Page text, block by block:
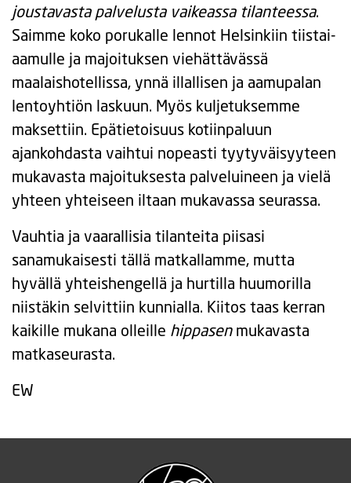
joustavasta palvelusta vaikeassa tilanteessa.
Saimme koko porukalle lennot Helsinkiin tiistai-
aamulle ja majoituksen viehättävässä
maalaishotellissa, ynnä illallisen ja aamupalan
lentoyhtiön laskuun. Myös kuljetuksemme
maksettiin. Epätietoisuus kotiinpaluun
ajankohdasta vaihtui nopeasti tyytyväisyyteen
mukavasta majoituksesta palveluineen ja vielä
yhteen yhteiseen iltaan mukavassa seurassa.
Vauhtia ja vaarallisia tilanteita piisasi
sanamukaisesti tällä matkallamme, mutta
hyvällä yhteishengellä ja hurtilla huumorilla
niistäkin selvittiin kunnialla. Kiitos taas kerran
kaikille mukana olleille hippasenmukavasta
matkaseurasta.
EW